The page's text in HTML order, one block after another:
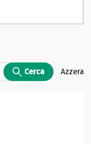
Cerca Azzera